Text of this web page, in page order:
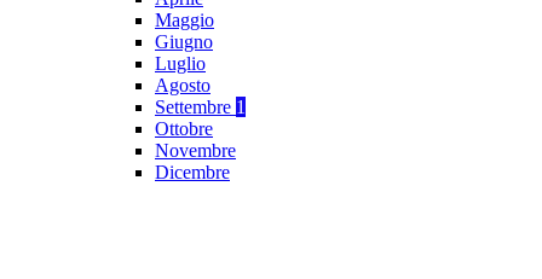
Maggio
Giugno
Luglio
Agosto
Settembre 1
Ottobre
Novembre
Dicembre